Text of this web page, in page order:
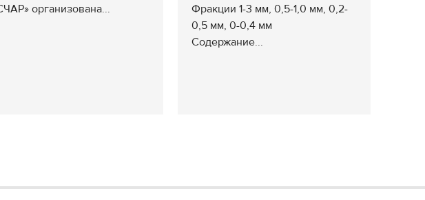
организована...
Фракции 1-3 мм, 0,5-1,0 мм, 0,2-
0,5 мм, 0-0,4 мм
Содержание...